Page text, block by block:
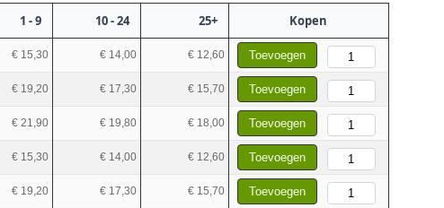
1 - 9 10 - 24 25+ Kopen
€ 15,30 € 14,00 € 12,60 Toevoegen
€ 19,20 € 17,30 € 15,70 Toevoegen
€ 21,90 € 19,80 € 18,00 Toevoegen
€ 15,30 € 14,00 € 12,60 Toevoegen
€ 19,20 € 17,30 € 15,70 Toevoegen